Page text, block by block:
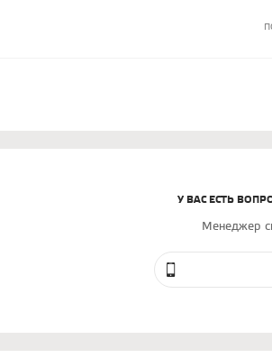
У ВАС ЕСТЬ
Менеджер